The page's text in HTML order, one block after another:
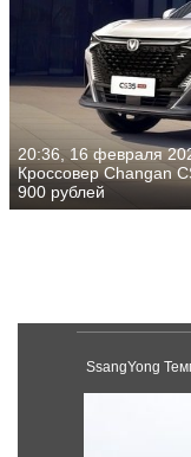
20:36, 16 февраля
Кроссовер Changan
900 рублей
SsangYong